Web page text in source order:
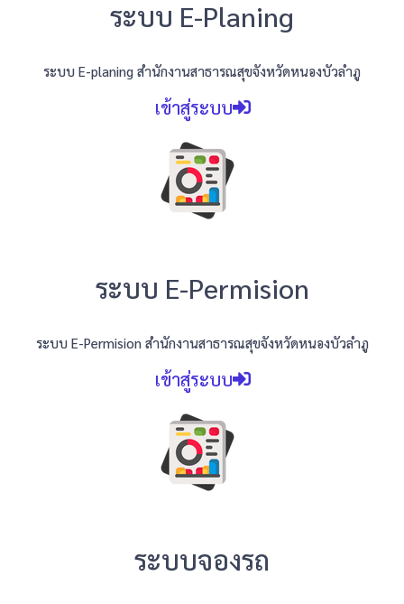
ระบบ E-Planing
ระบบ E-planing สำนักงานสาธารณสุขจังหวัดหนองบัวลำภู
เข้าสู่ระบบ
ระบบ E-Permision
ระบบ E-Permision สำนักงานสาธารณสุขจังหวัดหนองบัวลำภู
เข้าสู่ระบบ
ระบบจองรถ